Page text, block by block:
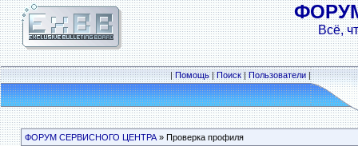
Всё,
|Помощь|Поиск|Пользователи|
ФОРУМ СЕРВИСНОГО ЦЕНТРА» Проверка профиля